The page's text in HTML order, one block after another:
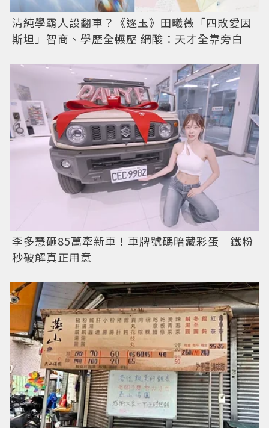
清純學霸人設翻車？《逐玉》田曦薇「四敗愛因
斯坦」智商、學歷全輾壓 網酸：天才全靠旁白
李多慧砸85萬牽新車！車牌號碼暗藏彩蛋 鐵粉
秒破解真正用意